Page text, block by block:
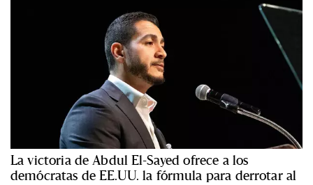
La victoria de Abdul El-Sayed ofrece a los
demócratas de EE.UU. la fórmula para derrotar al